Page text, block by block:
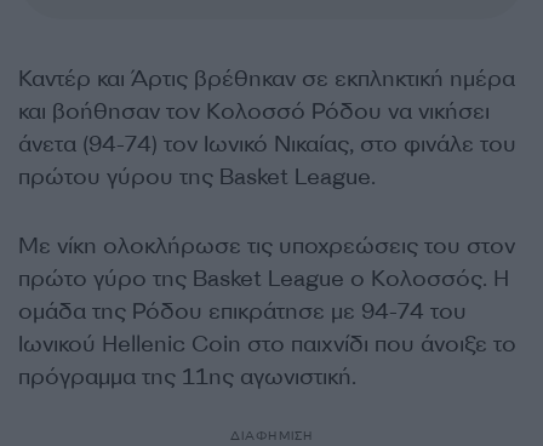
Καντέρ και Άρτις βρέθηκαν σε εκπληκτική ημέρα
και βοήθησαν τον Κολοσσό Ρόδου να νικήσει
άνετα (94-74) τον Ιωνικό Νικαίας, στο φινάλε του
πρώτου γύρου της Basket League.
Με νίκη ολοκλήρωσε τις υποχρεώσεις του στον
πρώτο γύρο της Basket League ο Κολοσσός. Η
ομάδα της Ρόδου επικράτησε με 94-74 του
Ιωνικού Hellenic Coin στο παιχνίδι που άνοιξε το
πρόγραμμα της 11ης αγωνιστική.
ΔΙΑΦΗΜΙΣΗ